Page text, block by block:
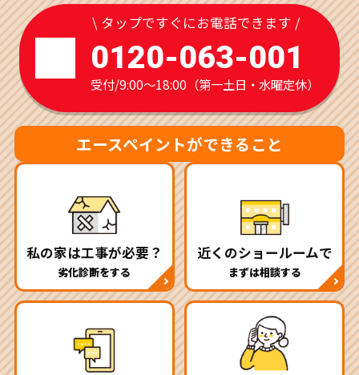
\ タップですぐにお電話できます /
0120-063-001
受付/9:00～18:00（第一土日・水曜定休）
エースペイントができること
私の家は工事が必要？
劣化診断をする
近くのショールームで
まずは相談する